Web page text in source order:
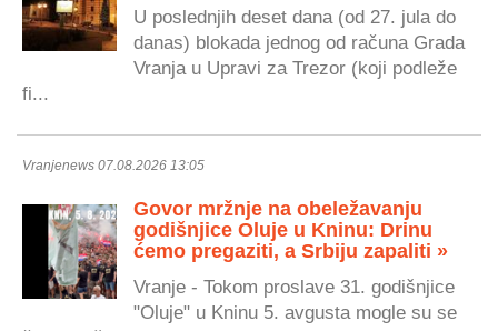
U poslednjih deset dana (od 27. jula do
danas) blokada jednog od računa Grada
Vranja u Upravi za Trezor (koji podleže
fi...
Vranjenews 07.08.2026 13:05
Govor mržnje na obeležavanju
godišnjice Oluje u Kninu: Drinu
ćemo pregaziti, a Srbiju zapaliti »
Vranje - Tokom proslave 31. godišnjice
"Oluje" u Kninu 5. avgusta mogle su se